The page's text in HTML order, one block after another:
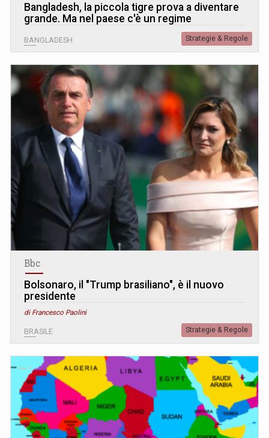
Bangladesh, la piccola tigre prova a diventare
grande. Ma nel paese c'è un regime
BANGLADESH Strategie & Regole
Bbc
Bolsonaro, il "Trump brasiliano", è il nuovo
presidente
di Francesco Paolini
BRASILE Strategie & Regole